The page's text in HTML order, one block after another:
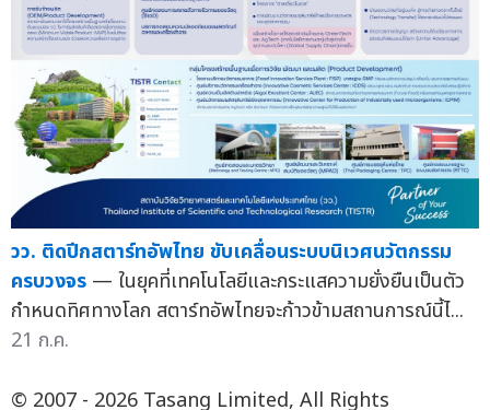
วว. ติดปีกสตาร์ทอัพไทย ขับเคลื่อนระบบนิเวศนวัตกรรม
ครบวงจร — ในยุคที่เทคโนโลยีและกระแสความยั่งยืนเป็นตัว
กำหนดทิศทางโลก สตาร์ทอัพไทยจะก้าวข้ามสถานการณ์นี้ไ...
21 ก.ค.
© 2007 - 2026 Tasang Limited, All Rights